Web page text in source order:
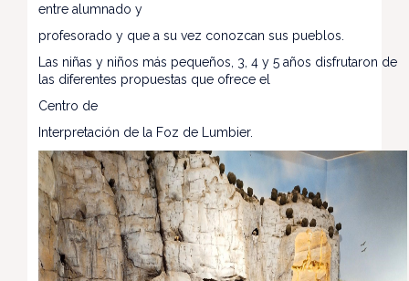
entre alumnado y
profesorado y que a su vez conozcan sus pueblos.
Las niñas y niños más pequeños, 3, 4 y 5 años disfrutaron de
las diferentes propuestas que ofrece el
Centro de
Interpretación de la Foz de Lumbier.